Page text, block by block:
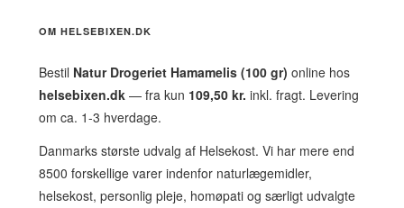
OM HELSEBIXEN.DK
Bestil Natur Drogeriet Hamamelis (100 gr) online hos
helsebixen.dk — fra kun 109,50 kr. inkl. fragt. Levering
om ca. 1-3 hverdage.
Danmarks største udvalg af Helsekost. Vi har mere end
8500 forskellige varer indenfor naturlægemidler,
helsekost, personlig pleje, homøpati og særligt udvalgte